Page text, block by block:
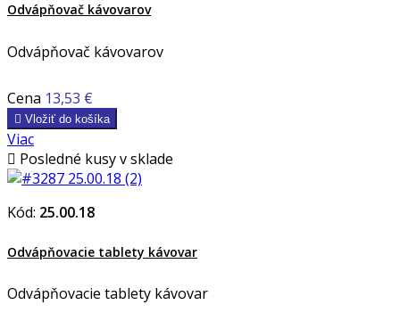
Odvápňovač kávovarov
Odvápňovač kávovarov
Cena 13,53 €
 Vložiť do košíka
Viac
 Posledné kusy v sklade
Kód: 25.00.18
Odvápňovacie tablety kávovar
Odvápňovacie tablety kávovar